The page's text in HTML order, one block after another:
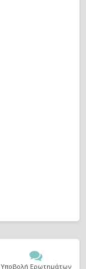
Υποβολή Ερωτημάτων